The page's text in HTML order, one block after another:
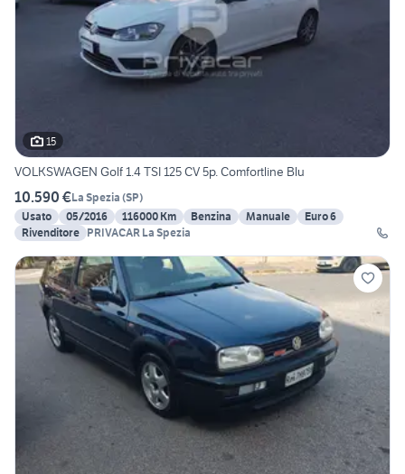
15
VOLKSWAGEN Golf 1.4 TSI 125 CV 5p. Comfortline Blu
10.590 €La Spezia (SP)
Usato
05/2016 116000 Km Benzina Manuale
Euro 6
Rivenditore PRIVACAR La Spezia